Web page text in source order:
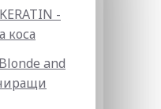
-
коса
and